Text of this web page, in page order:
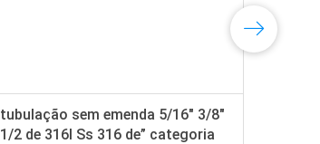
tubulação sem emenda 5/16" 3/8"
1/2 de 316l Ss 316 de” categoria